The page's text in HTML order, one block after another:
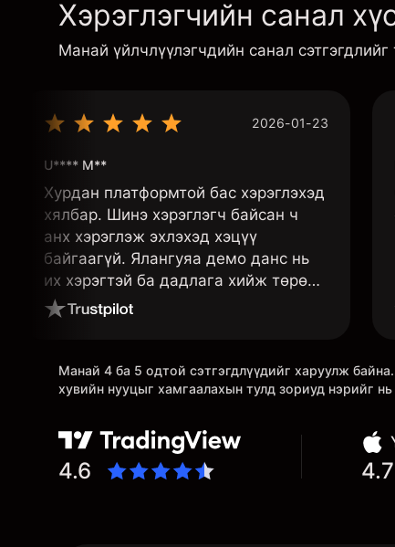
Хэрэглэгчийн санал
Манай үйлчлүүлэгчдийн санал
2026-01-23
U**** M**
Хурдан платформтой бас хэрэглэхэд
хялбар. Шинэ хэрэглэгч байсан ч
анх хэрэглэж эхлэхэд хэцүү
байгаагүй. Ялангуяа демо данс нь
их хэрэгтэй ба дадлага хийж төрөл
бүрийн функцуудийг нь туршиж
Манай 4 ба 5 одтой сэтгэгдлүүдийг харуулж
хувийн нууцыг хамгаалахын тулд зориуд нэрийг
4.6 4.7